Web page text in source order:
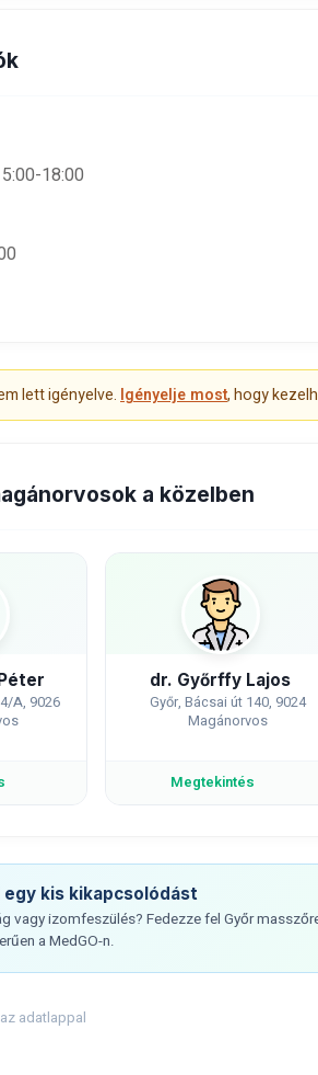
18:00
lett igényelve. Igényelje most, hogy
a közelben
A, 9026
dr. Győrffy Lajos
Győr, Bácsai út 140, 9024
Magánorvos
Megtekintés
kis kikapcsolódást
vagy izomfeszülés? Fedezze fel Győr
a MedGO-n.
adatlappal